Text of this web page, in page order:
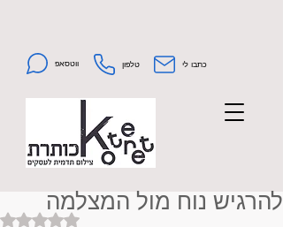
ווטסאפ טלפון כתבו לי
להרגיש נוח מול המצלמה
Rated NaN out of 5 stars.